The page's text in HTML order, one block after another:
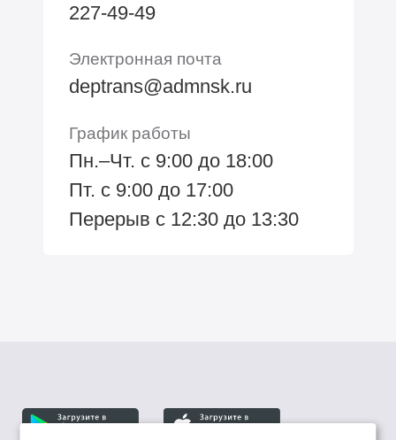
227-49-49
Электронная почта
deptrans@admnsk.ru
График работы
Пн.–Чт. с 9:00 до 18:00
Пт. с 9:00 до 17:00
Перерыв с 12:30 до 13:30